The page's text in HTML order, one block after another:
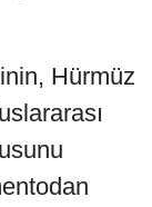
Hürmüz